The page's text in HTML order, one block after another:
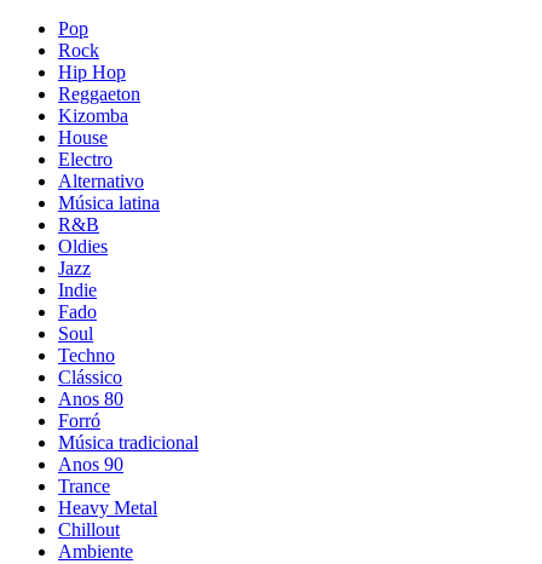
Pop
Rock
Hip Hop
Reggaeton
Kizomba
House
Electro
Alternativo
Música latina
R&B
Oldies
Jazz
Indie
Fado
Soul
Techno
Clássico
Anos 80
Forró
Música tradicional
Anos 90
Trance
Heavy Metal
Chillout
Ambiente